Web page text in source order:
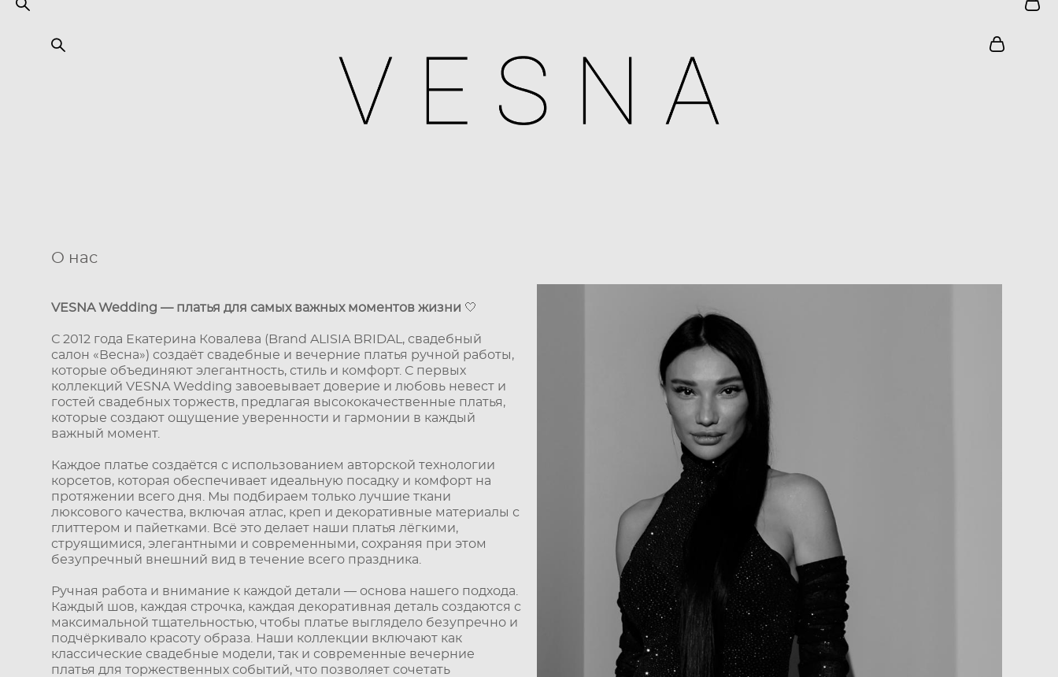
О нас
VESNA Wedding — платья для самых важных моментов жизни 🤍
С 2012 года Екатерина Ковалева (Brand ALISIA BRIDAL, свадебный
салон «Весна») создаёт свадебные и вечерние платья ручной работы,
которые объединяют элегантность, стиль и комфорт. С первых
коллекций VESNA Wedding завоевывает доверие и любовь невест и
гостей свадебных торжеств, предлагая высококачественные платья,
которые создают ощущение уверенности и гармонии в каждый
важный момент.
Каждое платье создаётся с использованием авторской технологии
корсетов, которая обеспечивает идеальную посадку и комфорт на
протяжении всего дня. Мы подбираем только лучшие ткани
люксового качества, включая атлас, креп и декоративные материалы с
глиттером и пайетками. Всё это делает наши платья лёгкими,
струящимися, элегантными и современными, сохраняя при этом
безупречный внешний вид в течение всего праздника.
Ручная работа и внимание к каждой детали — основа нашего подхода.
Каждый шов, каждая строчка, каждая декоративная деталь создаются с
максимальной тщательностью, чтобы платье выглядело безупречно и
подчёркивало красоту образа. Наши коллекции включают как
классические свадебные модели, так и современные вечерние
платья для торжественных событий, что позволяет сочетать